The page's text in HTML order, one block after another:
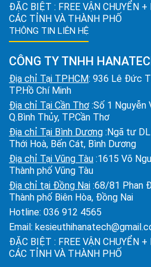
ĐẶC BIỆT : FREE VẬN CHUYỂN
CÁC TỈNH VÀ THÀNH PHỐ
THÔNG TIN LIÊN HỆ
CÔNG TY TNHH
Địa chỉ Tại TPHCM: 936 Lê Đức
TP.Hồ Chí Minh
Địa chỉ Tại Cần Thơ :Số 1 Nguyễn
Q.Bình Thủy, TP.Cần Thơ
Địa chỉ Tại Bình Dương :Ngã tư
Thới Hoà, Bến Cát, Bình Dương
Địa chỉ Tại Vũng Tàu :1615 Võ
Thành phố Vũng Tàu
Địa chỉ tại Đồng Nai :68/81 Phan
Thành phố Biên Hòa, Đồng Nai
Hotline: 036 912 4565
Email:
ĐẶC BIỆT : FREE VẬN CHUYỂN
CÁC TỈNH VÀ THÀNH PHỐ